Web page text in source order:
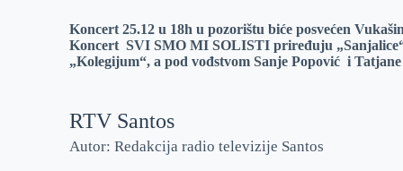
Koncert 25.12 u 18h u pozorištu biće posvećen
Koncert SVI SMO MI SOLISTI priređuju
„Kolegijum“, a pod vođstvom Sanje Popović i
RTV Santos
Autor: Redakcija radio televizije Santos